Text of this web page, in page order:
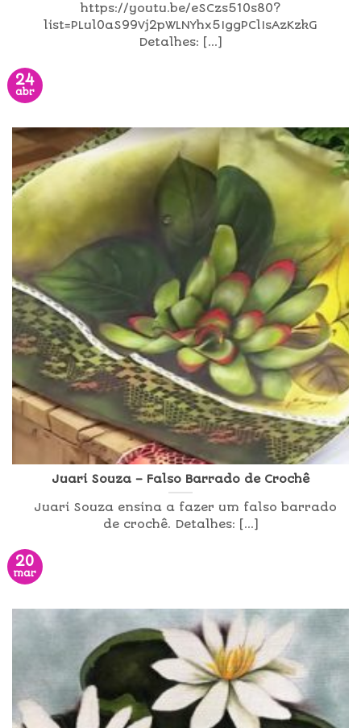
https://youtu.be/eSCzs510s80?
list=PLul0aS99Vj2pWLNYhx5IggPClIsAzKzkG
Detalhes: [...]
24
abr
Juari Souza – Falso Barrado de Crochê
Juari Souza ensina a fazer um falso barrado
de crochê. Detalhes: [...]
20
mar